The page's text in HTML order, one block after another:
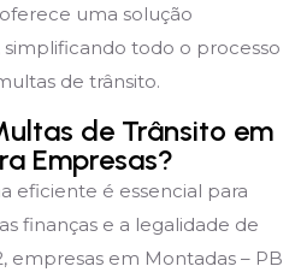
uma solução
todo o processo
de trânsito.
de Trânsito em
Empresas?
eficiente é essencial para
finanças e a legalidade de
empresas em Montadas – PB